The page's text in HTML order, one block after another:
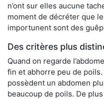
n’ont sur elles aucune
moment de décréter que
importunent sont des
Des critères plus
Quand on regarde
fin et abhorre peu de
possèdent un abdomen
beaucoup de poils. De